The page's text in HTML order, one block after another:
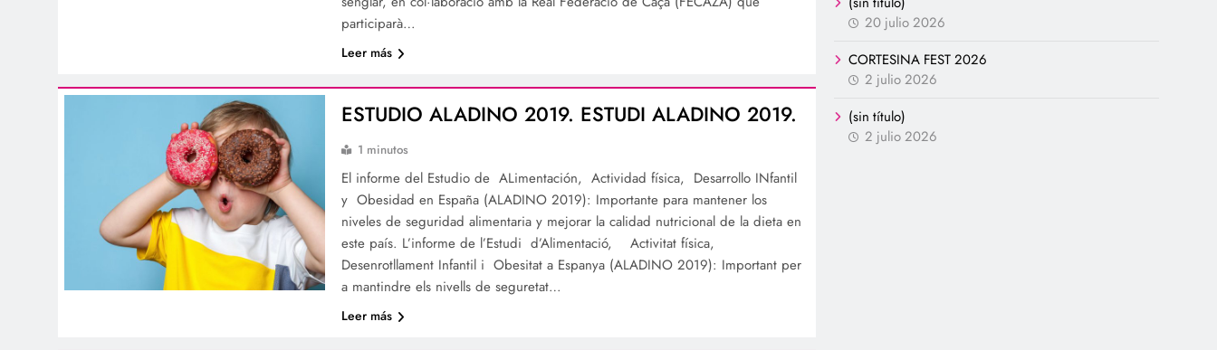
participarà…
Leer más
ESTUDIO ALADINO 2019. ESTUDI ALADINO 2019.
1 minutos
El informe del Estudio de ALimentación, Actividad física, Desarrollo INfantil
y Obesidad en España (ALADINO 2019): Importante para mantener los
niveles de seguridad alimentaria y mejorar la calidad nutricional de la dieta en
este país. L’informe de l’Estudi d’Alimentació, Activitat física,
Desenrotllament Infantil i Obesitat a Espanya (ALADINO 2019): Important per
a mantindre els nivells de seguretat…
Leer más
20 julio 2026
CORTESINA FEST 2026
2 julio 2026
(sin título)
2 julio 2026